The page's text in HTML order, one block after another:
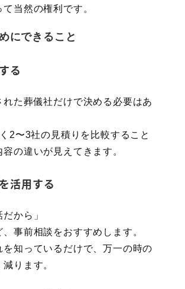
当然の権利です。
にできること
る
れた葬儀社だけで決める必要はあ
2〜3社の見積りを比較すること
の違いが見えてきます。
活用する
だから」
事前相談をおすすめします。
を知っているだけで、万一の時の
ります。